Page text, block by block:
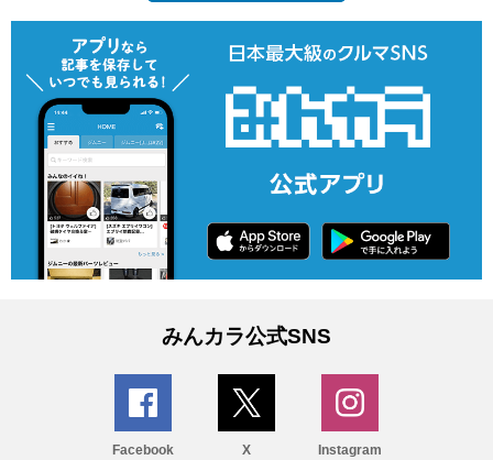
みんカラ公式SNS
Facebook X Instagram